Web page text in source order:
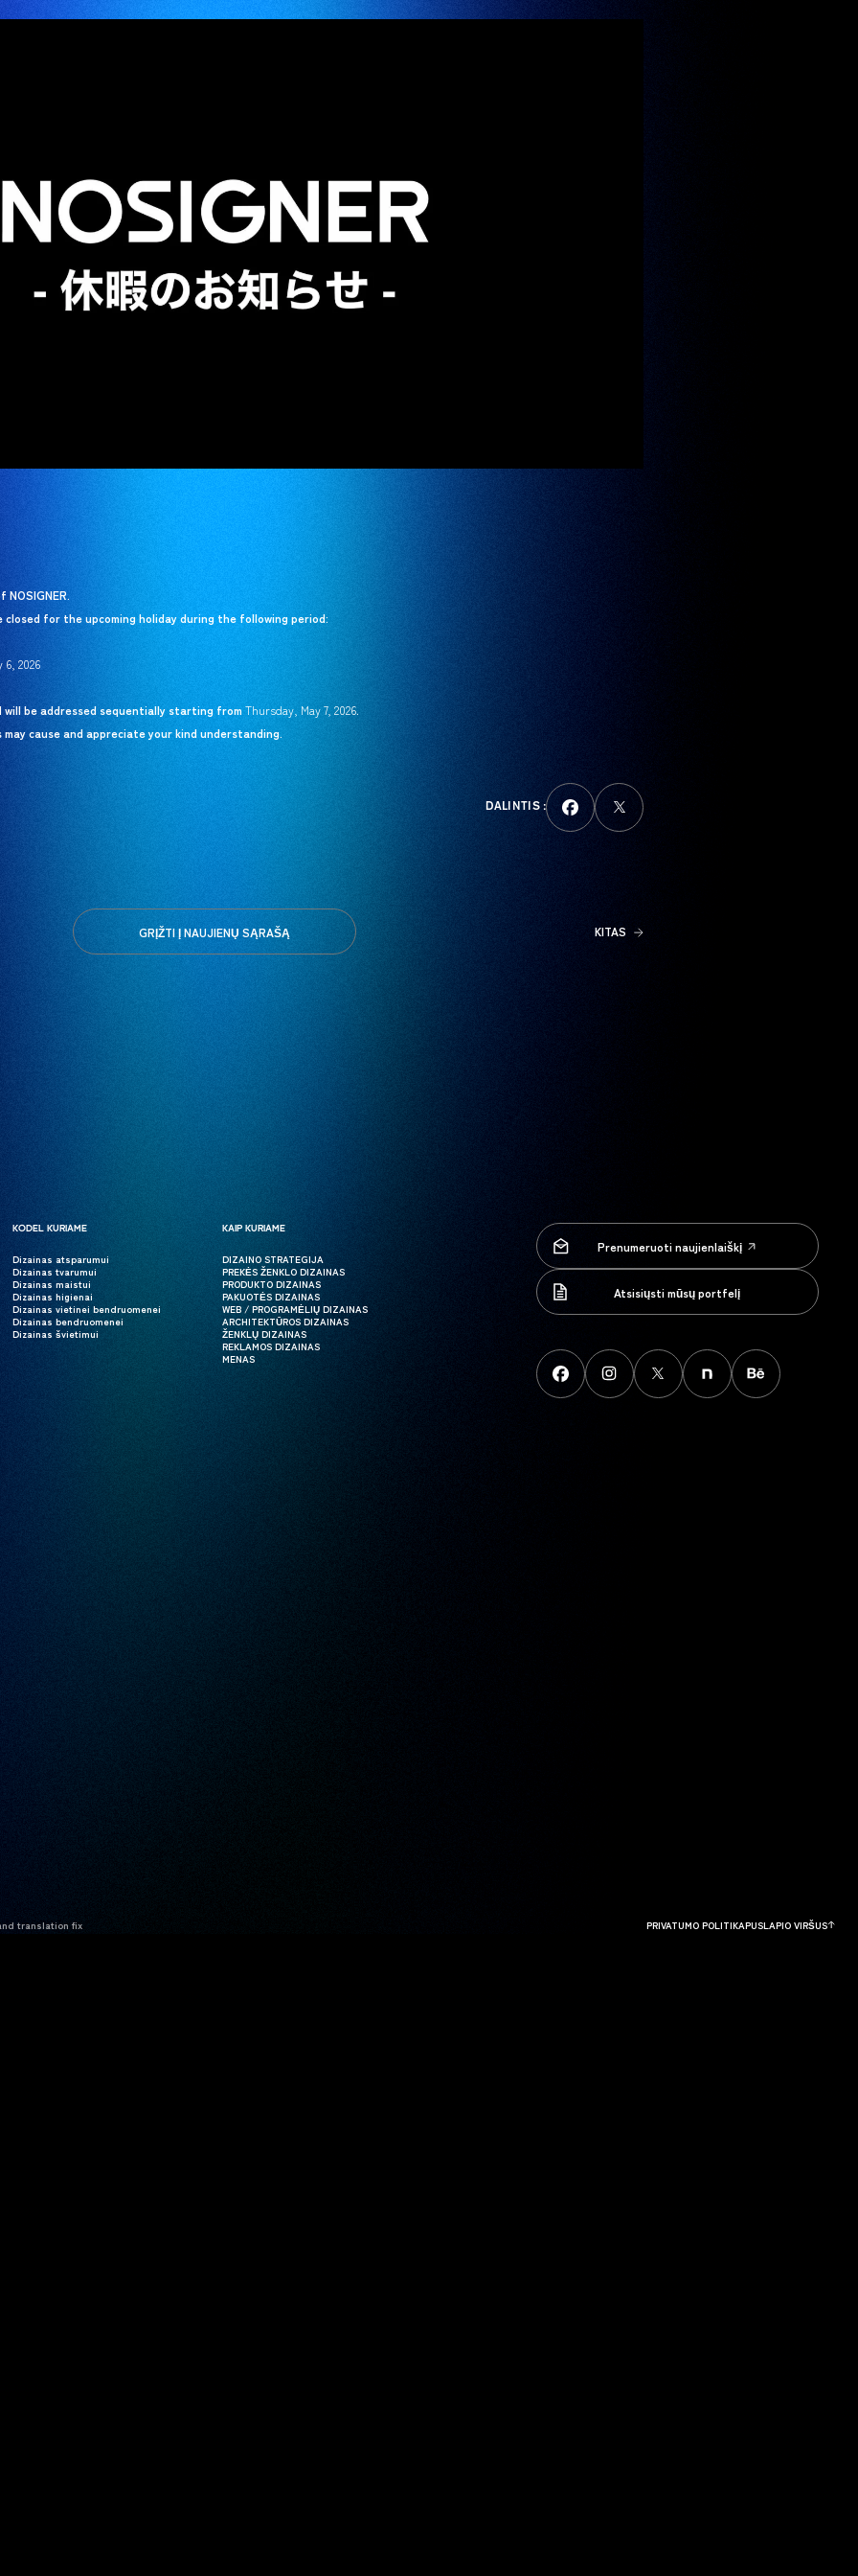
for the upcoming holiday during the following period:
6, 2026
be addressed sequentially starting from Thursday, May 7, 2026.
cause and appreciate your kind understanding.
DALINTIS :
GRĮŽTI Į NAUJIENŲ SĄRAŠĄ KITAS
KODĖL KURIAME
KODĖL KURIAME
Dizainas atsparumui
Dizainas atsparumui
Dizainas tvarumui
Dizainas tvarumui
Dizainas maistui
Dizainas maistui
Dizainas higienai
Dizainas higienai
Dizainas vietinei bendruomenei
Dizainas vietinei bendruomenei
Dizainas bendruomenei
Dizainas bendruomenei
Dizainas švietimui
Dizainas švietimui
KAIP KURIAME
KAIP KURIAME
DIZAINO STRATEGIJA
DIZAINO STRATEGIJA
PREKĖS ŽENKLO DIZAINAS
PREKĖS ŽENKLO DIZAINAS
PRODUKTO DIZAINAS
PRODUKTO DIZAINAS
PAKUOTĖS DIZAINAS
PAKUOTĖS DIZAINAS
WEB / PROGRAMĖLIŲ DIZAINAS
WEB / PROGRAMĖLIŲ DIZAINAS
ARCHITEKTŪROS DIZAINAS
ARCHITEKTŪROS DIZAINAS
ŽENKLŲ DIZAINAS
ŽENKLŲ DIZAINAS
REKLAMOS DIZAINAS
REKLAMOS DIZAINAS
MENAS
MENAS
Prenumeruoti naujienlaiškį
Prenumeruoti naujienlaiškį
Atsisiųsti mūsų portfelį
Atsisiųsti mūsų portfelį
FaceBook instagram X note behance
translation fix PRIVATUMO POLITIKAPUSLAPIO VIRŠUS